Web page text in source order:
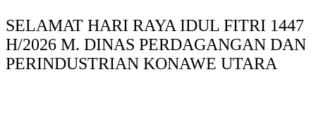
SELAMAT HARI RAYA IDUL FITRI 1447
H/2026 M. DINAS PERDAGANGAN DAN
PERINDUSTRIAN KONAWE UTARA